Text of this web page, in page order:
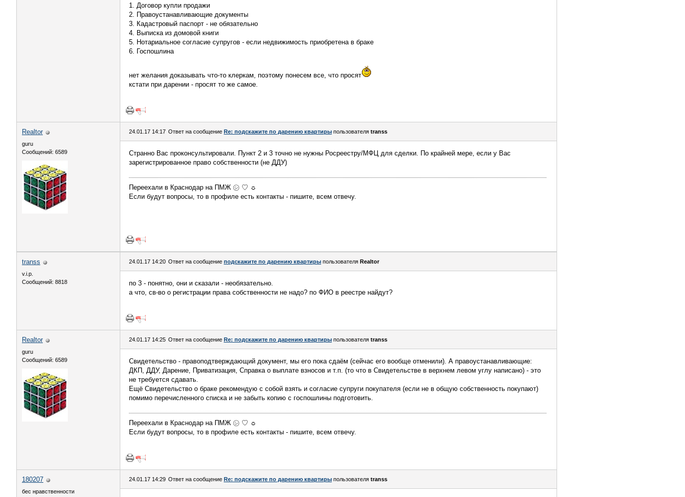
1. Договор купли продажи
2. Правоустанавливающие документы
3. Кадастровый паспорт - не обязательно
4. Выписка из домовой книги
5. Нотариальное согласие супругов - если недвижимость приобретена в браке
6. Госпошлина
нет желания доказывать что-то клеркам, поэтому понесем все, что просят
кстати при дарении - просят то же самое.
Realtor
guru
Сообщений: 6589
24.01.17 14:17 Ответ на сообщение Re: подскажите по дарению квартиры пользователя transs
Странно Вас проконсультировали. Пункт 2 и 3 точно не нужны Росреестру/МФЦ для сделки. По крайней мере, если у Вас
зарегистрированное право собственности (не ДДУ)
Переехали в Краснодар на ПМЖ ㋛ ♡ ☼
Если будут вопросы, то в профиле есть контакты - пишите, всем отвечу.
transs
v.i.p.
Сообщений: 8818
24.01.17 14:20 Ответ на сообщение подскажите по дарению квартиры пользователя Realtor
по 3 - понятно, они и сказали - необязательно.
а что, св-во о регистрации права собственности не надо? по ФИО в реестре найдут?
Realtor
guru
Сообщений: 6589
24.01.17 14:25 Ответ на сообщение Re: подскажите по дарению квартиры пользователя transs
Свидетельство - правоподтверждающий документ, мы его пока сдаём (сейчас его вообще отменили). А правоустанавливающие:
ДКП, ДДУ, Дарение, Приватизация, Справка о выплате взносов и т.п. (то что в Свидетельстве в верхнем левом углу написано) - это
не требуется сдавать.
Ещё Свидетельство о браке рекомендую с собой взять и согласие супруги покупателя (если не в общую собственность покупают)
помимо перечисленного списка и не забыть копию с госпошлины подготовить.
Переехали в Краснодар на ПМЖ ㋛ ♡ ☼
Если будут вопросы, то в профиле есть контакты - пишите, всем отвечу.
180207
бес нравственности
24.01.17 14:29 Ответ на сообщение Re: подскажите по дарению квартиры пользователя transs